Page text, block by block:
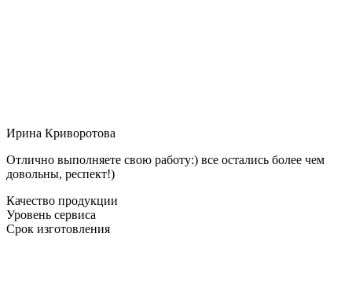
Ирина Криворотова
Отлично выполняете свою работу:) все остались более чем
довольны, респект!)
Качество продукции
Уровень сервиса
Срок изготовления